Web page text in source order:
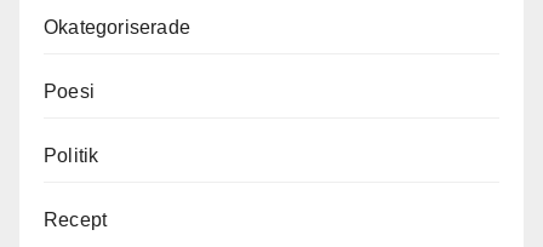
Okategoriserade
Poesi
Politik
Recept